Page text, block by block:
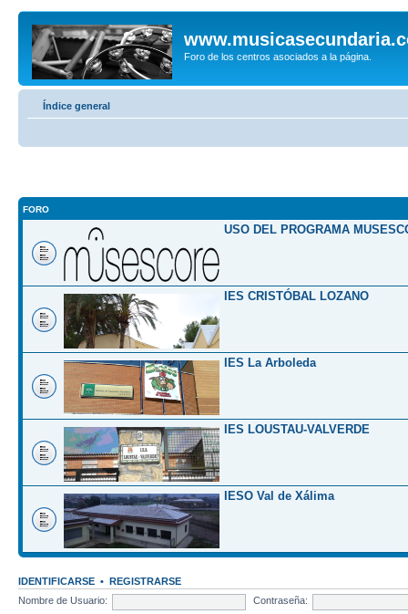
Foro de los centros asociados a la página.
Índice general
FORO
USO DEL PROGRAMA
IES CRISTÓBAL LOZANO
IES La Arboleda
IES LOUSTAU-VALVERDE
IESO Val de Xálima
IDENTIFICARSE • REGISTRARSE
Nombre de Usuario:
Contraseña: